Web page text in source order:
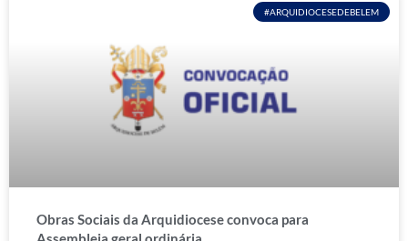
#ARQUIDIOCESEDEBELEM
Obras Sociais da Arquidiocese convoca para